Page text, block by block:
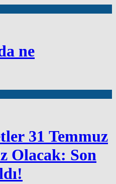
ne
31 Temmuz
Olacak: Son